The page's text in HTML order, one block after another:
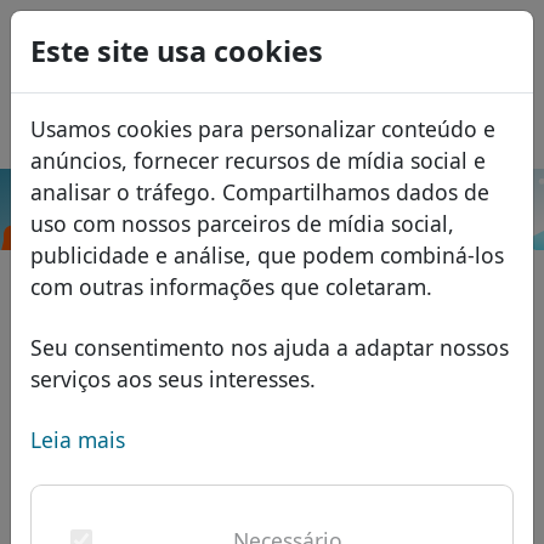
Este site usa cookies
Usamos cookies para personalizar conteúdo e
anúncios, fornecer recursos de mídia social e
analisar o tráfego. Compartilhamos dados de
uso com nossos parceiros de mídia social,
publicidade e análise, que podem combiná-los
com outras informações que coletaram.
Seu consentimento nos ajuda a adaptar nossos
serviços aos seus interesses.
Leia mais
Domínios
Banco de dados de domínios
domínios africanos
domínios asiáticos
domínios europeus
Lista de preços
Descontos
Transferir
Pesquisar
Serviços
FAQ
USD
EUR
GBP
Español
Français
Italiano
Română
Eesti
.dance Pesquisar